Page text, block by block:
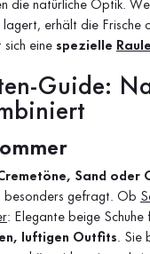
die natürliche Optik.
lagert, erhält die Frische
sich eine spezielle
Guide:
Sand oder
besonders gefragt. Ob
: Elegante beige Schuhe
luftigen Outfits. Sie